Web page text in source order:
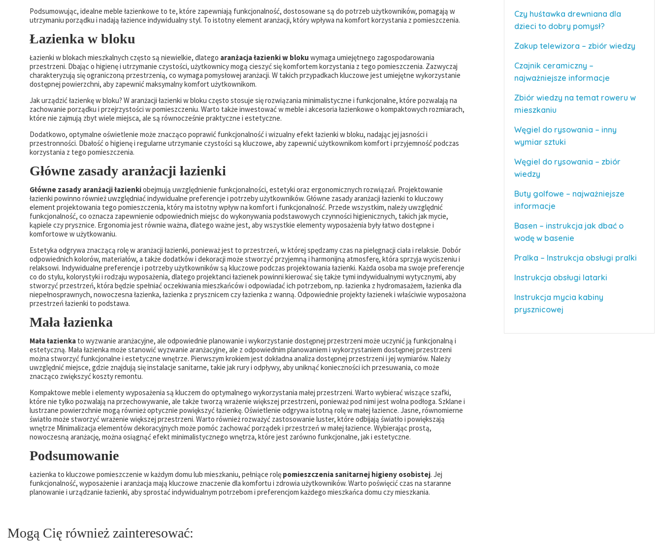
Podsumowując, idealne meble łazienkowe to te, które zapewniają funkcjonalność, dostosowane są do potrzeb użytkowników, pomagają w
utrzymaniu porządku i nadają łazience indywidualny styl. To istotny element aranżacji, który wpływa na komfort korzystania z pomieszczenia.
Łazienka w bloku
Łazienki w blokach mieszkalnych często są niewielkie, dlatego aranżacja łazienki w bloku wymaga umiejętnego zagospodarowania
przestrzeni. Dbając o higienę i utrzymanie czystości, użytkownicy mogą cieszyć się komfortem korzystania z tego pomieszczenia. Zazwyczaj
charakteryzują się ograniczoną przestrzenią, co wymaga pomysłowej aranżacji. W takich przypadkach kluczowe jest umiejętne wykorzystanie
dostępnej powierzchni, aby zapewnić maksymalny komfort użytkownikom.
Jak urządzić łazienkę w bloku? W aranżacji łazienki w bloku często stosuje się rozwiązania minimalistyczne i funkcjonalne, które pozwalają na
zachowanie porządku i przejrzystości w pomieszczeniu. Warto także inwestować w meble i akcesoria łazienkowe o kompaktowych rozmiarach,
które nie zajmują zbyt wiele miejsca, ale są równocześnie praktyczne i estetyczne.
Dodatkowo, optymalne oświetlenie może znacząco poprawić funkcjonalność i wizualny efekt łazienki w bloku, nadając jej jasności i
przestronności. Dbałość o higienę i regularne utrzymanie czystości są kluczowe, aby zapewnić użytkownikom komfort i przyjemność podczas
korzystania z tego pomieszczenia.
Główne zasady aranżacji łazienki
Główne zasady aranżacji łazienkiobejmują uwzględnienie funkcjonalności, estetyki oraz ergonomicznych rozwiązań. Projektowanie
łazienki powinno również uwzględniać indywidualne preferencje i potrzeby użytkowników. Główne zasady aranżacji łazienki to kluczowy
element projektowania tego pomieszczenia, który ma istotny wpływ na komfort i funkcjonalność. Przede wszystkim, należy uwzględnić
funkcjonalność, co oznacza zapewnienie odpowiednich miejsc do wykonywania podstawowych czynności higienicznych, takich jak mycie,
kąpiele czy prysznice. Ergonomia jest równie ważna, dlatego ważne jest, aby wszystkie elementy wyposażenia były łatwo dostępne i
komfortowe w użytkowaniu.
Estetyka odgrywa znaczącą rolę w aranżacji łazienki, ponieważ jest to przestrzeń, w której spędzamy czas na pielęgnacji ciała i relaksie. Dobór
odpowiednich kolorów, materiałów, a także dodatków i dekoracji może stworzyć przyjemną i harmonijną atmosferę, która sprzyja wyciszeniu i
relaksowi. Indywidualne preferencje i potrzeby użytkowników są kluczowe podczas projektowania łazienki. Każda osoba ma swoje preferencje
co do stylu, kolorystyki i rodzaju wyposażenia, dlatego projektanci łazienek powinni kierować się także tymi indywidualnymi wytycznymi, aby
stworzyć przestrzeń, która będzie spełniać oczekiwania mieszkańców i odpowiadać ich potrzebom, np. łazienka z hydromasażem, łazienka dla
niepełnosprawnych, nowoczesna łazienka, łazienka z prysznicem czy łazienka z wanną. Odpowiednie projekty łazienek i właściwie wyposażona
przestrzeń łazienki to podstawa.
Mała łazienka
Mała łazienka to wyzwanie aranżacyjne, ale odpowiednie planowanie i wykorzystanie dostępnej przestrzeni może uczynić ją funkcjonalną i
estetyczną. Mała łazienka może stanowić wyzwanie aranżacyjne, ale z odpowiednim planowaniem i wykorzystaniem dostępnej przestrzeni
można stworzyć funkcjonalne i estetyczne wnętrze. Pierwszym krokiem jest dokładna analiza dostępnej przestrzeni i jej wymiarów. Należy
uwzględnić miejsce, gdzie znajdują się instalacje sanitarne, takie jak rury i odpływy, aby uniknąć konieczności ich przesuwania, co może
znacząco zwiększyć koszty remontu.
Kompaktowe meble i elementy wyposażenia są kluczem do optymalnego wykorzystania małej przestrzeni. Warto wybierać wiszące szafki,
które nie tylko pozwalają na przechowywanie, ale także tworzą wrażenie większej przestrzeni, ponieważ pod nimi jest wolna podłoga. Szklane i
lustrzane powierzchnie mogą również optycznie powiększyć łazienkę. Oświetlenie odgrywa istotną rolę w małej łazience. Jasne, równomierne
światło może stworzyć wrażenie większej przestrzeni. Warto również rozważyć zastosowanie luster, które odbijają światło i powiększają
wnętrze Minimalizacja elementów dekoracyjnych może pomóc zachować porządek i przestrzeń w małej łazience. Wybierając prostą,
nowoczesną aranżację, można osiągnąć efekt minimalistycznego wnętrza, które jest zarówno funkcjonalne, jak i estetyczne.
Podsumowanie
Łazienka to kluczowe pomieszczenie w każdym domu lub mieszkaniu, pełniące rolę pomieszczenia sanitarnej higieny osobistej. Jej
funkcjonalność, wyposażenie i aranżacja mają kluczowe znaczenie dla komfortu i zdrowia użytkowników. Warto poświęcić czas na staranne
planowanie i urządzanie łazienki, aby sprostać indywidualnym potrzebom i preferencjom każdego mieszkańca domu czy mieszkania.
Mogą Cię również zainteresować:
Czy huśtawka drewniana dla
dzieci to dobry pomysł?
Zakup telewizora – zbiór wiedzy
Czajnik ceramiczny –
najważniejsze informacje
Zbiór wiedzy na temat roweru w
mieszkaniu
Węgiel do rysowania – inny
wymiar sztuki
Węgiel do rysowania – zbiór
wiedzy
Buty golfowe – najważniejsze
informacje
Basen – instrukcja jak dbać o
wodę w basenie
Pralka – Instrukcja obsługi pralki
Instrukcja obsługi latarki
Instrukcja mycia kabiny
prysznicowej